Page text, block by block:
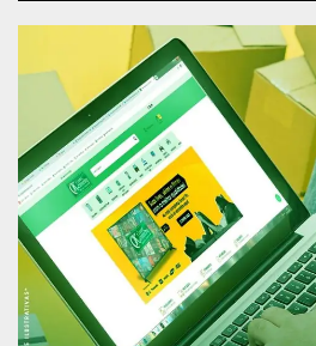
Estiveram presentes no
Auzier – Procuradora Titular
Mulher da ALEAP; deputada